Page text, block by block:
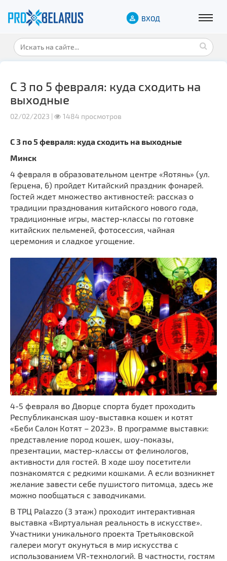
ВХОД
С 3 по 5 февраля: куда сходить на
выходные
02/02/2023 | 1484 просмотров
С 3 по 5 февраля: куда сходить на выходные
Минск
4 февраля в образовательном центре «Яотянь» (ул.
Герцена, 6) пройдет Китайский праздник фонарей.
Гостей ждет множество активностей: рассказ о
традиции празднования китайского нового года,
традиционные игры, мастер-классы по готовке
китайских пельменей, фотосессия, чайная
церемония и сладкое угощение.
4-5 февраля во Дворце спорта будет проходить
Республиканская шоу-выставка кошек и котят
«Беби Салон Котят – 2023». В программе выставки:
представление пород кошек, шоу-показы,
презентации, мастер-классы от фелинологов,
активности для гостей. В ходе шоу посетители
познакомятся с редкими кошками. А если возникнет
желание завести себе пушистого питомца, здесь же
можно пообщаться с заводчиками.
В ТРЦ Palazzo (3 этаж) проходит интерактивная
выставка «Виртуальная реальность в искусстве».
Участники уникального проекта Третьяковской
галереи могут окунуться в мир искусства с
использованием VR-технологий. В частности, гостям